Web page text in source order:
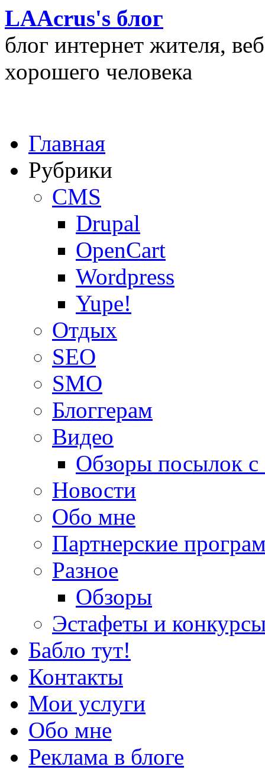
LAAcrus's блог
блог интернет жителя,
хорошего человека
Главная
Рубрики
CMS
Drupal
OpenCart
Wordpress
Yupe!
Oтдых
SEO
SMO
Блоггерам
Видео
Обзоры посылок с
Новости
Обо мне
Партнерские
Разное
Обзоры
Эстафеты и
Бабло тут!
Контакты
Мои услуги
Обо мне
Реклама в блоге